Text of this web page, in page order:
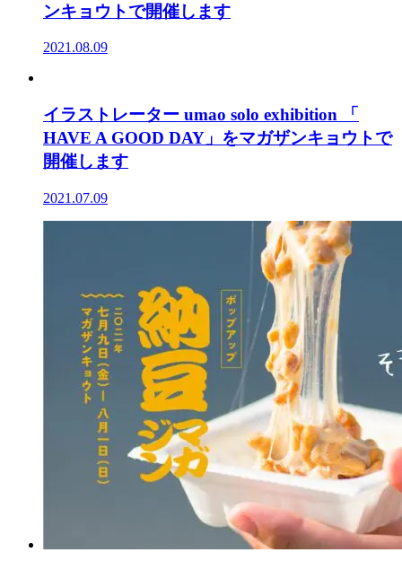
ンキョウトで開催します
2021.08.09
イラストレーター umao solo exhibition 「
HAVE A GOOD DAY」をマガザンキョウトで
開催します
2021.07.09